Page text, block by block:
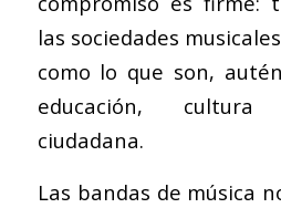
las sociedades
como lo que son,
educación,
ciudadana.
Las bandas de música